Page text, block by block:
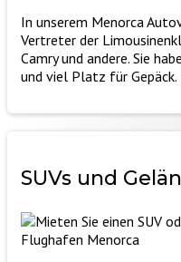
In unserem Menorca
Vertreter der
Camry und andere. Sie
und viel Platz für Gepäck.
SUVs und